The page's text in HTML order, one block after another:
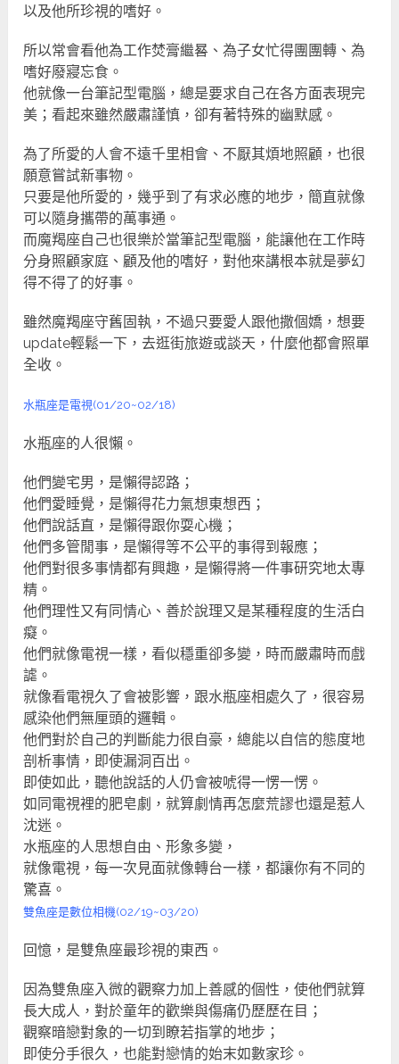
以及他所珍視的嗜好。
所以常會看他為工作焚膏繼晷、為子女忙得團團轉、為
嗜好廢寢忘食。
他就像一台筆記型電腦，總是要求自己在各方面表現完
美；看起來雖然嚴肅謹慎，卻有著特殊的幽默感。
為了所愛的人會不遠千里相會、不厭其煩地照顧，也很
願意嘗試新事物。
只要是他所愛的，幾乎到了有求必應的地步，簡直就像
可以隨身攜帶的萬事通。
而魔羯座自己也很樂於當筆記型電腦，能讓他在工作時
分身照顧家庭、顧及他的嗜好，對他來講根本就是夢幻
得不得了的好事。
雖然魔羯座守舊固執，不過只要愛人跟他撒個嬌，想要
update輕鬆一下，去逛街旅遊或談天，什麼他都會照單
全收。
水瓶座是電視(01/20~02/18)
水瓶座的人很懶。
他們變宅男，是懶得認路；
他們愛睡覺，是懶得花力氣想東想西；
他們說話直，是懶得跟你耍心機；
他們多管閒事，是懶得等不公平的事得到報應；
他們對很多事情都有興趣，是懶得將一件事研究地太專
精。
他們理性又有同情心、善於說理又是某種程度的生活白
癡。
他們就像電視一樣，看似穩重卻多變，時而嚴肅時而戲
謔。
就像看電視久了會被影響，跟水瓶座相處久了，很容易
感染他們無厘頭的邏輯。
他們對於自己的判斷能力很自豪，總能以自信的態度地
剖析事情，即使漏洞百出。
即使如此，聽他說話的人仍會被唬得一愣一愣。
如同電視裡的肥皂劇，就算劇情再怎麼荒謬也還是惹人
沈迷。
水瓶座的人思想自由、形象多變，
就像電視，每一次見面就像轉台一樣，都讓你有不同的
驚喜。
雙魚座是數位相機(02/19~03/20)
回憶，是雙魚座最珍視的東西。
因為雙魚座入微的觀察力加上善感的個性，使他們就算
長大成人，對於童年的歡樂與傷痛仍歷歷在目；
觀察暗戀對象的一切到瞭若指掌的地步；
即使分手很久，也能對戀情的始末如數家珍。